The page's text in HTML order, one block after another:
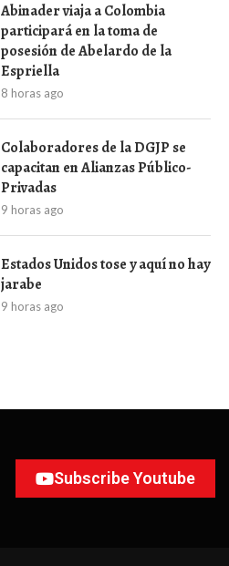
Abinader viaja a Colombia
participará en la toma de
posesión de Abelardo de la
Espriella
8 horas ago
Colaboradores de la DGJP se
capacitan en Alianzas Público-
Privadas
9 horas ago
Estados Unidos tose y aquí no hay
jarabe
9 horas ago
Subscribe Youtube